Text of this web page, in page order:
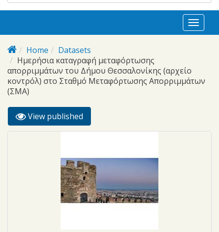
Toggle
Home
Datasets
Ημερήσια καταγραφή μεταφόρτωσης
απορριμμάτων του Δήμου Θεσσαλονίκης (αρχείο
κοντρόλ) στο Σταθμό Μεταφόρτωσης Απορριμμάτων
(ΣΜΑ)
Primary tabs
View published
tab)